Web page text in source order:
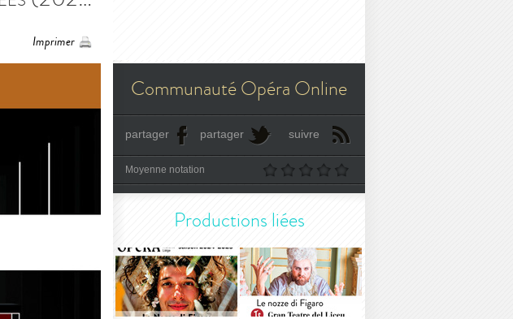
Imprimer
Communauté Opéra Online
partager partager suivre
Moyenne notation
Productions liées